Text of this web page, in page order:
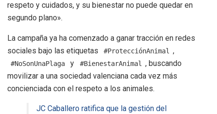
respeto y cuidados, y su bienestar no puede quedar en
segundo plano».
La campaña ya ha comenzado a ganar tracción en redes
sociales bajo las etiquetas
#ProtecciónAnimal ,
#NoSonUnaPlaga y #BienestarAnimal , buscando
movilizar a una sociedad valenciana cada vez más
concienciada con el respeto a los animales.
JC Caballero ratifica que la gestión del